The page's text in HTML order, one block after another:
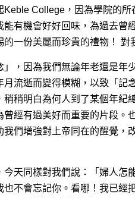
Keble College，因為學院的
有機會好好回味，為過去曾
一份美麗而珍貴的禮物！ 對
，因為我們無論年老還是年
月流逝而變得模糊，以致「記
稍明白為何人到了某個年紀
經有過美好而重要的片段。
我們增強對上帝同在的醒覺，
今天同樣對我們說：「婦人
不會忘記你。看哪！我已經